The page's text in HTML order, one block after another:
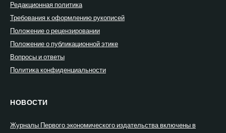
Редакционная политика
Требования к оформлению рукописей
Положение о рецензировании
Положение о публикационной этике
Вопросы и ответы
Политика конфиденциальности
НОВОСТИ
Журналы Первого экономического издательства включены в